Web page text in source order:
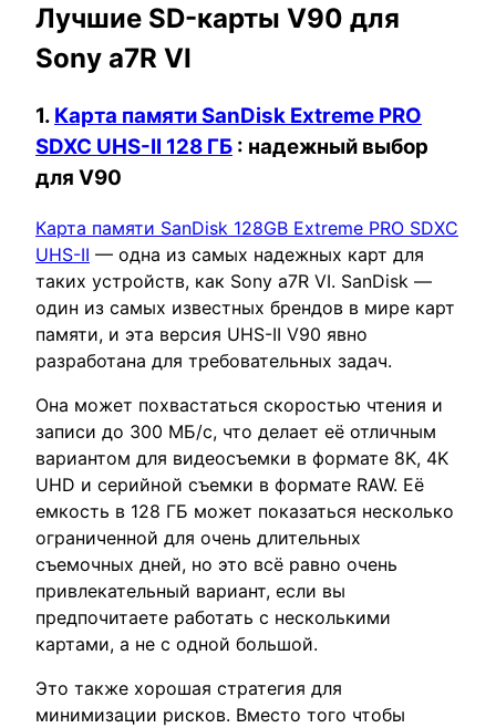
Лучшие SD-карты V90 для
Sony a7R VI
1. Карта памяти SanDisk Extreme PRO
SDXC UHS-II 128 ГБ : надежный выбор
для V90
Карта памяти SanDisk 128GB Extreme PRO SDXC
UHS-II — одна из самых надежных карт для
таких устройств, как Sony a7R VI. SanDisk —
один из самых известных брендов в мире карт
памяти, и эта версия UHS-II V90 явно
разработана для требовательных задач.
Она может похвастаться скоростью чтения и
записи до 300 МБ/с, что делает её отличным
вариантом для видеосъемки в формате 8K, 4K
UHD и серийной съемки в формате RAW. Её
емкость в 128 ГБ может показаться несколько
ограниченной для очень длительных
съемочных дней, но это всё равно очень
привлекательный вариант, если вы
предпочитаете работать с несколькими
картами, а не с одной большой.
Это также хорошая стратегия для
минимизации рисков. Вместо того чтобы